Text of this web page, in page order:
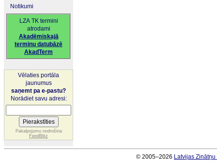
Notikumi
LZA TK termini
atrodami
Akadēmiskajā
terminu datubāzē
AkadTerm
Vēlaties portāla
jaunumus
saņemt pa e-pastu?
Norādiet savu adresi:
Pakalpojumu nodrošina
FeedBlitz
© 2005–2026 Latvijas